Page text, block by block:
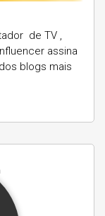
de TV ,
assina
blogs mais